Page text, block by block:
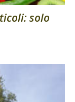
solo